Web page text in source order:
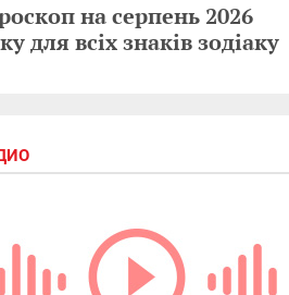
на серпень 2026
для всіх знаків зодіаку